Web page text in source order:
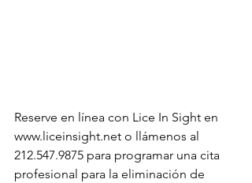
Reserve en línea con Lice In Sight en
www.liceinsight.net o llámenos al
212.547.9875 para programar una cita
profesional para la eliminación de